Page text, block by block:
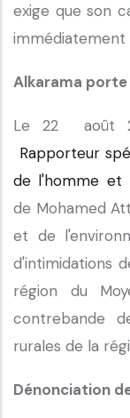
exige que son
immédiatement
Alkarama porte
Le 22 août
Rapporteur
de l'homme et
de Mohamed
et de
d'intimidations
région du
contrebande
rurales de la
Dénonciation